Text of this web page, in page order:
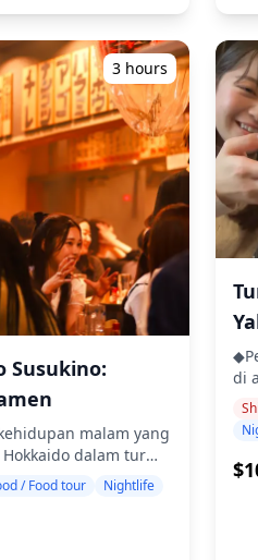
・Alkohol
berusia 20 tahun
di Jepang). ・Harap
disiapkan di dapur
Travel, jadi kami
bebas alergi
diet. ![]
7389239c-bbb7-
![]
6d894861-774f-
![]
cf9139f1-92a0-
![]
12aa2b4a-fd80-
![]
0e93fb79-4710-
![]
50e9a869-6cc3-
batasan
bar
Noboribetsu.
pada malam
santai mampir ke
menemukan
tidak akan pernah
wisatawan. ・
bar di lokasi pilihan
& Noboribetsu (tur
tersebut) ・Tur
pengalaman yang
yakitori Muroran,
hidangan
・Pelajari
etika makan dari
suasana kehidupan
dari 3 tempat (total
hidangan lokal
Kunjungi 3 tempat —
izakaya, atau bar —
◆Tidak
dan pengantaran
・Minuman
tidak termasuk
・
・
Termasuk
belanja ◆Info
3 hours
Susukino:
malam yang
dalam tur
di Sapporo. Kunjungi
untuk menikmati
panggang), sup kari,
/ Food tour
Nightlife
di